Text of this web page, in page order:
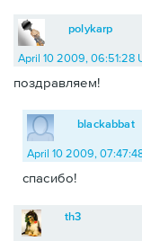
polykarp
April 10 2009, 06:51:28
поздравляем!
blackabbat
April 10 2009,
спасибо!
th3